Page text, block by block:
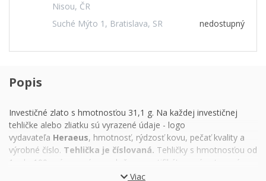
Nisou, ČR
Suché Mýto 1, Bratislava, SR nedostupný
Popis
Investičné zlato s hmotnosťou 31,1 g. Na každej investičnej
tehličke alebo zliatku sú vyrazené údaje - logo
vydavateľa Heraeus, hmotnosť, rýdzosť kovu, pečať kvality a
výrobné číslo. Tehlička je číslovaná. Tehličky s hmotnosťou od
1g do 100g sú razené a spoločne s certifikátom sú zatavené v
Táto fólia s certifikátom nesmie byť porušená.
Viac